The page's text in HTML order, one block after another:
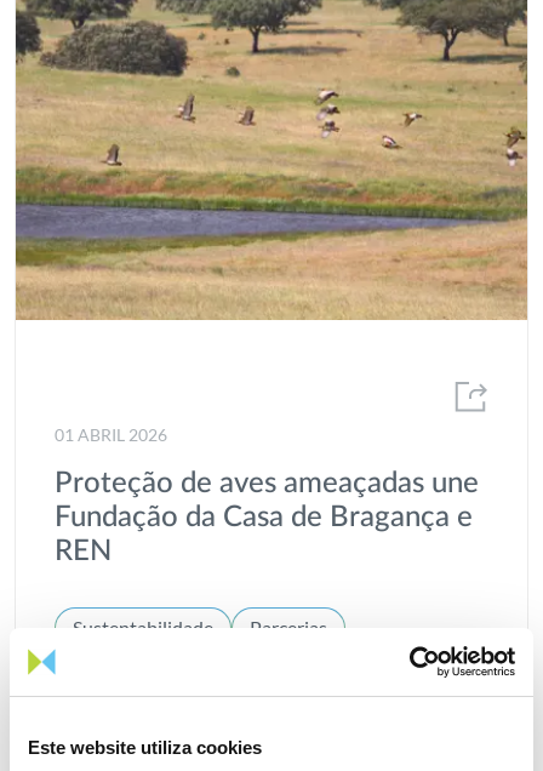
Este website utiliza cookies
01 ABRIL 2026
Proteção de aves ameaçadas une
Fundação da Casa de Bragança e
REN
Sustentabilidade
Parcerias